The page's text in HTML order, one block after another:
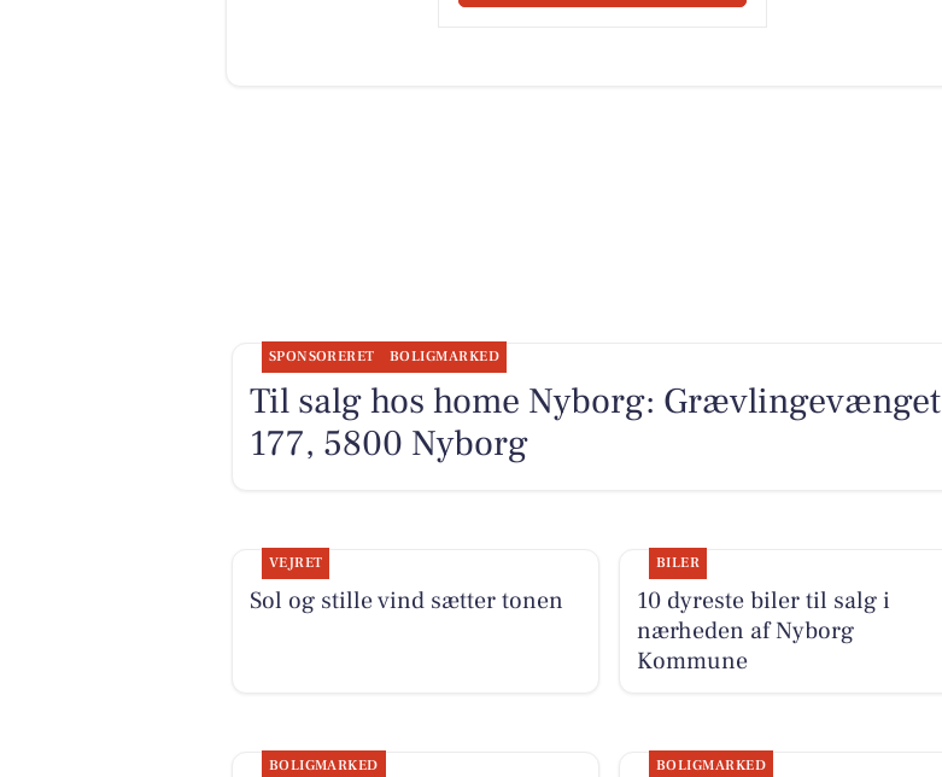
SPONSORERET BOLIGMARKED
Til salg hos home Nyborg: Grævlingevænget
177, 5800 Nyborg
VEJRET
Sol og stille vind sætter tonen
BILER
10 dyreste biler til salg i
nærheden af Nyborg
Kommune
BOLIGMARKED BOLIGMARKED